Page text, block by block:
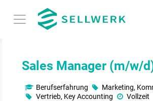
Sales Manager (m/w/
Berufserfahrung
Marketing,
Vertrieb, Key Accounting
Vollzeit